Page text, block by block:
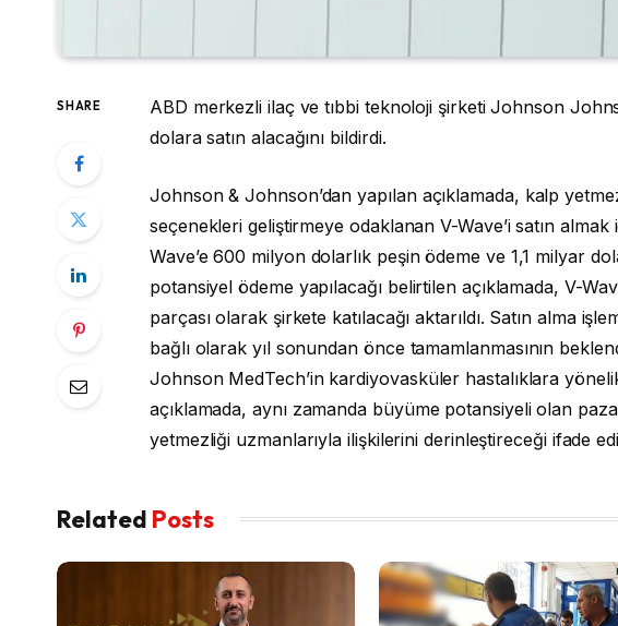
SHARE
ABD merkezli ilaç ve tıbbi teknoloji şirketi Johnson
dolara satın alacağını bildirdi.
Johnson & Johnson’dan yapılan açıklamada, kalp
seçenekleri geliştirmeye odaklanan V-Wave’i satın almak
Wave’e 600 milyon dolarlık peşin ödeme ve 1,1 milyar
potansiyel ödeme yapılacağı belirtilen açıklamada, V-
parçası olarak şirkete katılacağı aktarıldı. Satın alma
bağlı olarak yıl sonundan önce tamamlanmasının
Johnson MedTech’in kardiyovasküler hastalıklara
açıklamada, aynı zamanda büyüme potansiyeli olan
yetmezliği uzmanlarıyla ilişkilerini derinleştireceği ifade
Related Posts